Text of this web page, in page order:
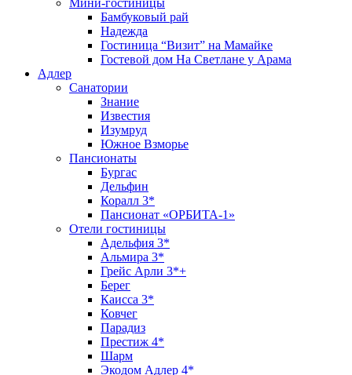
Бамбуковый рай
Надежда
Гостиница “Визит” на Мамайке
Гостевой дом На Светлане у Арама
Адлер
Санатории
Знание
Известия
Изумруд
Южное Взморье
Пансионаты
Бургас
Дельфин
Коралл 3*
Пансионат «ОРБИТА-1»
Отели гостиницы
Адельфия 3*
Альмира 3*
Грейс Арли 3*+
Берег
Каисса 3*
Ковчег
Парадиз
Престиж 4*
Шарм
Экодом Адлер 4*